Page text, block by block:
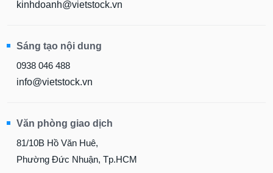
kinhdoanh@vietstock.vn
Sáng tạo nội dung
0938 046 488
info@vietstock.vn
Văn phòng giao dịch
81/10B Hồ Văn Huê,
Phường Đức Nhuận, Tp.HCM